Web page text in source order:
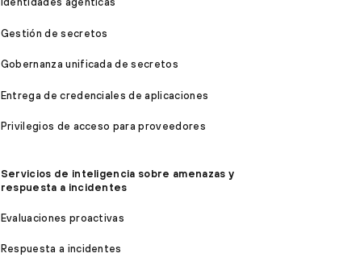
Gestión de secretos
Gobernanza unificada de secretos
Entrega de credenciales de aplicaciones
Privilegios de acceso para proveedores
Servicios de inteligencia sobre amenazas y
respuesta a incidentes
Evaluaciones proactivas
Respuesta a incidentes